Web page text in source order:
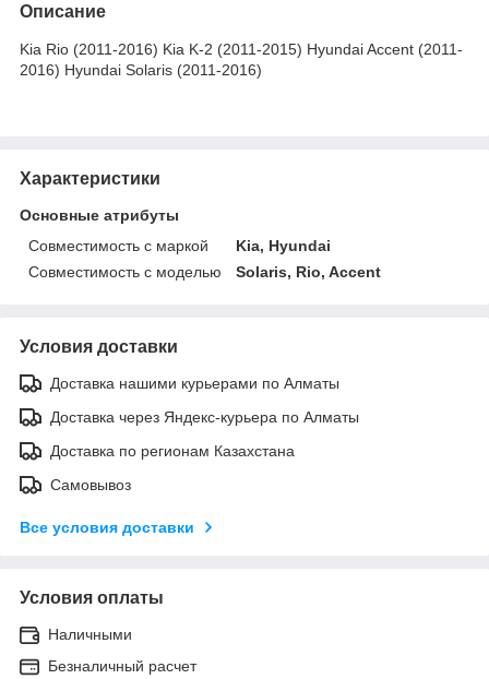
Описание
Kia Rio (2011-2016) Kia K-2 (2011-2015) Hyundai Accent (2011-
2016) Hyundai Solaris (2011-2016)
Характеристики
Основные атрибуты
Совместимость с маркой
Kia, Hyundai
Совместимость с моделью
Solaris, Rio, Accent
Условия доставки
Доставка нашими курьерами по Алматы
Доставка через Яндекс-курьера по Алматы
Доставка по регионам Казахстана
Самовывоз
Все условия доставки
Условия оплаты
Наличными
Безналичный расчет